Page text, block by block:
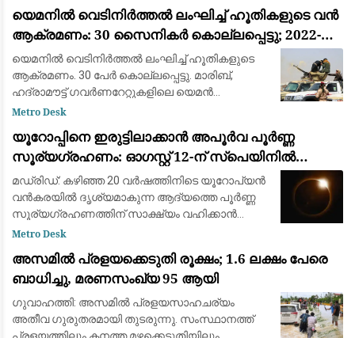
യെമനിൽ വെടിനിർത്തൽ ലംഘിച്ച് ഹൂതികളുടെ വൻ
ആക്രമണം: 30 സൈനികർ കൊല്ലപ്പെട്ടു; 2022-ന്
ശേഷമുള്ള ഏറ്റവും വലിയ ഏറ്റുമുട്ടൽ
യെമനിൽ വെടിനിർത്തൽ ലംഘിച്ച് ഹൂതികളുടെ
ആക്രമണം. 30 പേർ കൊല്ലപ്പെട്ടു. മാരിബ്,
ഹദ്രാമൗട്ട് ഗവർണറേറ്റുകളിലെ യെമൻ
എമർജൻസി ഫോഴ്‌സ് ക്യാമ്പുകൾക്ക്
വലിയ ആക്രമണമാണിത്
Metro Desk
യൂറോപ്പിനെ ഇരുട്ടിലാക്കാൻ അപൂർവ പൂർണ്ണ
സൂര്യഗ്രഹണം: ഓഗസ്റ്റ് 12-ന് സ്പെയിനിൽ
പ്രകൃതിയുടെ വിസ്മയക്കാഴ്ച
മഡ്രിഡ്: കഴിഞ്ഞ 20 വർഷത്തിനിടെ യൂറോപ്യൻ
വൻകരയിൽ ദൃശ്യമാകുന്ന ആദ്യത്തെ പൂർണ്ണ
സൂര്യഗ്രഹണത്തിന് സാക്ഷ്യം വഹിക്കാൻ
ഒരുങ്ങി ശാസ്ത്രലോകവും ആകാശപ്രേമികളും.
മറയ്ക
Metro Desk
അസമിൽ പ്രളയക്കെടുതി രൂക്ഷം; 1.6 ലക്ഷം പേരെ
ബാധിച്ചു, മരണസംഖ്യ 95 ആയി
ഗുവാഹത്തി: അസമിൽ പ്രളയസാഹചര്യം
അതീവ ഗുരുതരമായി തുടരുന്നു. സംസ്ഥാനത്ത്